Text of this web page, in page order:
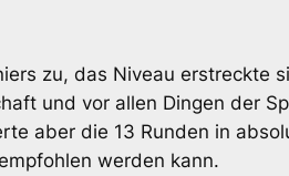
zu, das Niveau erstreckte
und vor allen Dingen der
aber die 13 Runden in
werden kann.